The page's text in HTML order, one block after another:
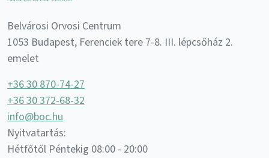
Belvárosi Orvosi Centrum
1053 Budapest, Ferenciek tere 7-8. III. lépcsőház 2.
emelet
+36 30 870-74-27
+36 30 372-68-32
info@boc.hu
Nyitvatartás:
Hétfőtől Péntekig 08:00 - 20:00